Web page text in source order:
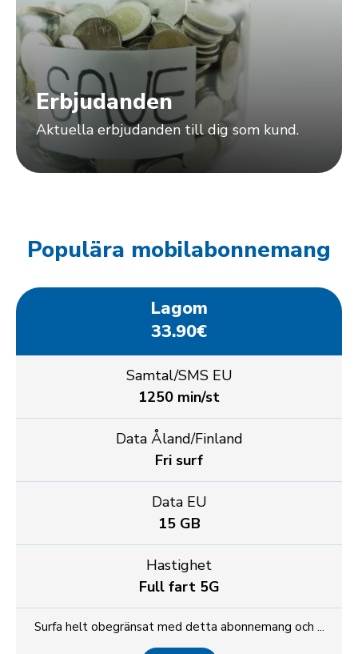
Erbjudanden
Aktuella erbjudanden till dig som kund.
Populära mobilabonnemang
Lagom
33.90€
Samtal/SMS EU
1250 min/st
Data Åland/Finland
Fri surf
Data EU
15 GB
Hastighet
Full fart 5G
Surfa helt obegränsat med detta abonnemang och ...